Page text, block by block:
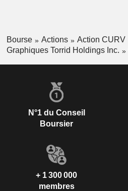
Bourse Actions
Action CURV
Graphiques Torrid Holdings Inc.
N°1 du Conseil
Boursier
+ 1 300 000
membres